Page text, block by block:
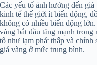
Các yếu tố ảnh hưởng đến
kinh tế thế giới ít biến động,
không có nhiều biến động
vàng bắt đầu tăng mạnh
tố như lạm phát thấp và chính
giá vàng ở mức trung bình.